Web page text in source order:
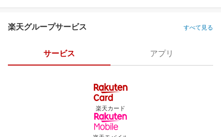
楽天グループサービス すべて見る
サービス アプリ
楽天カード